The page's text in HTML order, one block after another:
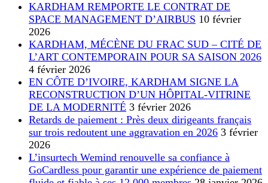
KARDHAM REMPORTE LE CONTRAT DE
SPACE MANAGEMENT D’AIRBUS 10 février
2026
KARDHAM, MÉCÈNE DU FRAC SUD – CITÉ DE
L’ART CONTEMPORAIN POUR SA SAISON 2026
4 février 2026
EN CÔTE D’IVOIRE, KARDHAM SIGNE LA
RECONSTRUCTION D’UN HÔPITAL-VITRINE
DE LA MODERNITÉ 3 février 2026
Retards de paiement : Près deux dirigeants français
sur trois redoutent une aggravation en 2026 3 février
2026
L’insurtech Wemind renouvelle sa confiance à
GoCardless pour garantir une expérience de paiement